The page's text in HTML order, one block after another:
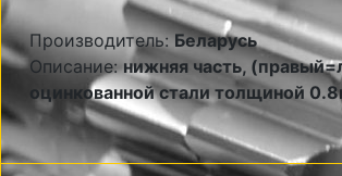
Производитель:Беларусь
Описание:нижняя часть,
оцинкованной стали толщиной